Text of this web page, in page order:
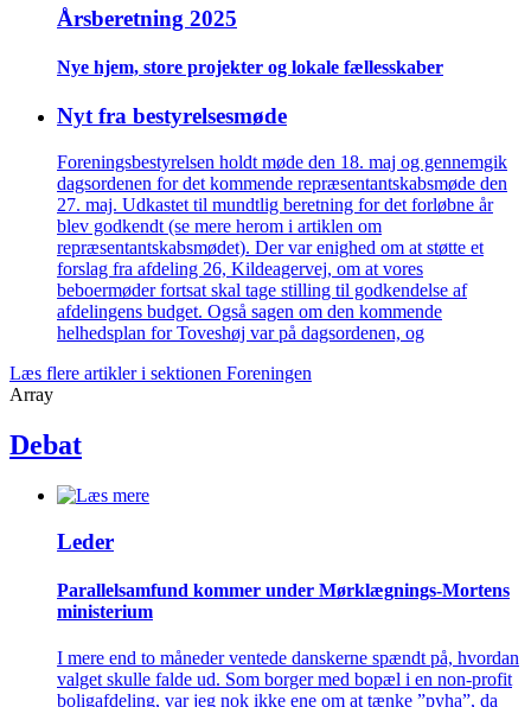
Årsberetning 2025
Nye hjem, store projekter og lokale fælles­skaber
Nyt fra bestyrelsesmøde
Foreningsbestyrelsen holdt møde den 18. maj og gennemgik
dagsordenen for det kommende repræsentantskabsmøde den
27. maj. Udkastet til mundtlig beretning for det forløbne år
blev godkendt (se mere herom i artiklen om
repræsentantskabsmødet). Der var enighed om at støtte et
forslag fra afdeling 26, Kildeagervej, om at vores
beboermøder fortsat skal tage stilling til godkendelse af
afdelingens budget. Også sagen om den kommende
helhedsplan for Toveshøj var på dagsordenen, og
Læs flere artikler i sektionen Foreningen
Array
Debat
Leder
Parallelsamfund kommer under Mørklægnings-Mortens
ministerium
I mere end to måneder ventede danskerne spændt på, hvordan
valget skulle falde ud. Som borger med bopæl i en non-profit
boligafdeling, var jeg nok ikke ene om at tænke ”pyha”, da